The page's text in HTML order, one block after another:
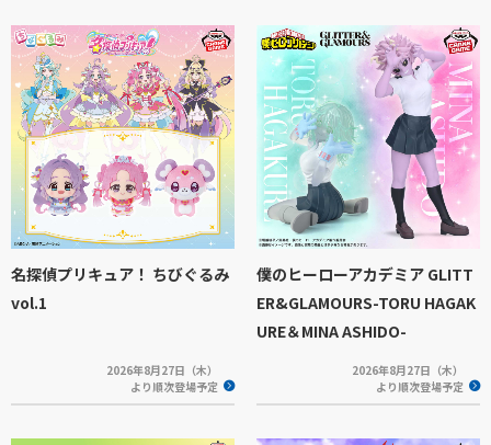
名探偵プリキュア！ ちびぐるみ
vol.1
2026年8月27日（木）
より順次登場予定
僕のヒーローアカデミア GLITT
ER&GLAMOURS-TORU HAGAK
URE＆MINA ASHIDO-
2026年8月27日（木）
より順次登場予定